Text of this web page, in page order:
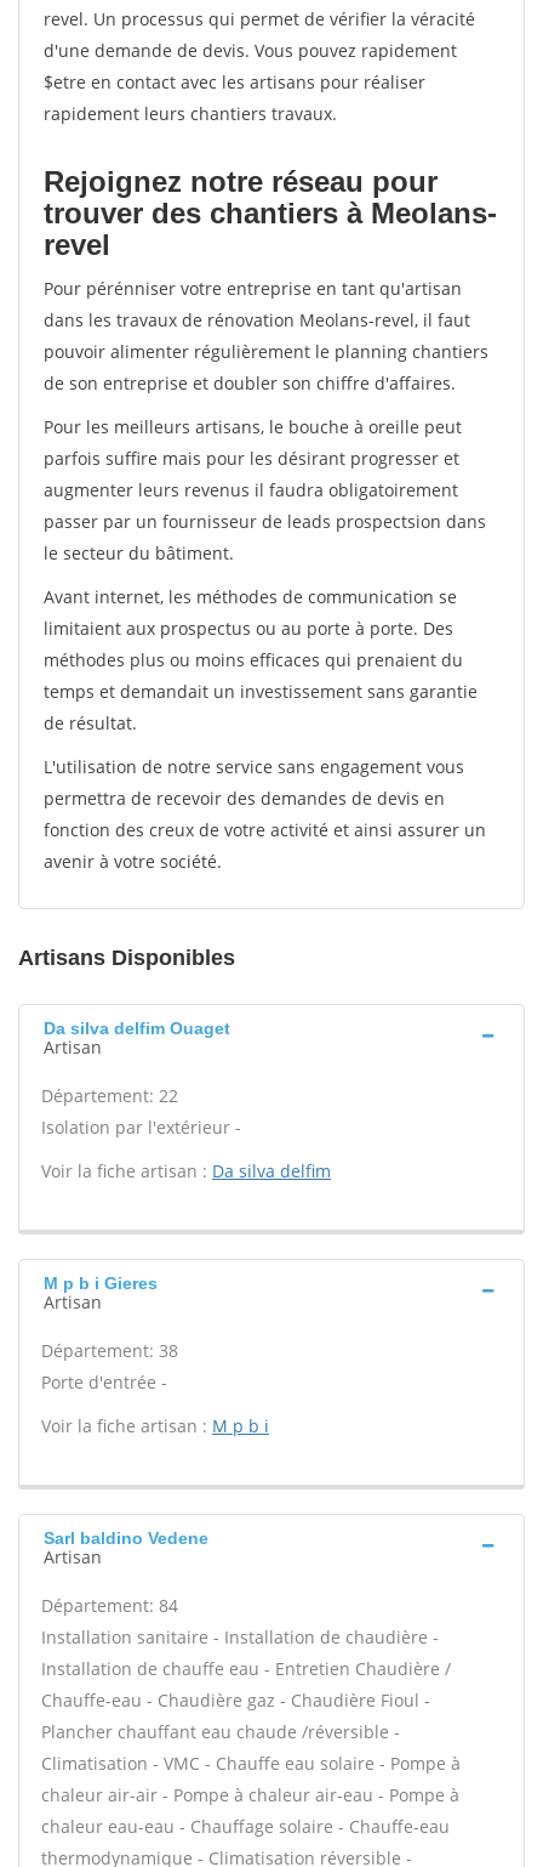
revel. Un processus qui permet de vérifier la véracité
d'une demande de devis. Vous pouvez rapidement
$etre en contact avec les artisans pour réaliser
rapidement leurs chantiers travaux.
Rejoignez notre réseau pour
trouver des chantiers à Meolans-
revel
Pour pérénniser votre entreprise en tant qu'artisan
dans les travaux de rénovation Meolans-revel, il faut
pouvoir alimenter régulièrement le planning chantiers
de son entreprise et doubler son chiffre d'affaires.
Pour les meilleurs artisans, le bouche à oreille peut
parfois suffire mais pour les désirant progresser et
augmenter leurs revenus il faudra obligatoirement
passer par un fournisseur de leads prospectsion dans
le secteur du bâtiment.
Avant internet, les méthodes de communication se
limitaient aux prospectus ou au porte à porte. Des
méthodes plus ou moins efficaces qui prenaient du
temps et demandait un investissement sans garantie
de résultat.
L'utilisation de notre service sans engagement vous
permettra de recevoir des demandes de devis en
fonction des creux de votre activité et ainsi assurer un
avenir à votre société.
Artisans Disponibles
Da silva delfim Ouaget
Artisan
Département: 22
Isolation par l'extérieur -
Voir la fiche artisan : Da silva delfim
M p b i Gieres
Artisan
Département: 38
Porte d'entrée -
Voir la fiche artisan : M p b i
Sarl baldino Vedene
Artisan
Département: 84
Installation sanitaire - Installation de chaudière -
Installation de chauffe eau - Entretien Chaudière /
Chauffe-eau - Chaudière gaz - Chaudière Fioul -
Plancher chauffant eau chaude /réversible -
Climatisation - VMC - Chauffe eau solaire - Pompe à
chaleur air-air - Pompe à chaleur air-eau - Pompe à
chaleur eau-eau - Chauffage solaire - Chauffe-eau
thermodynamique - Climatisation réversible -